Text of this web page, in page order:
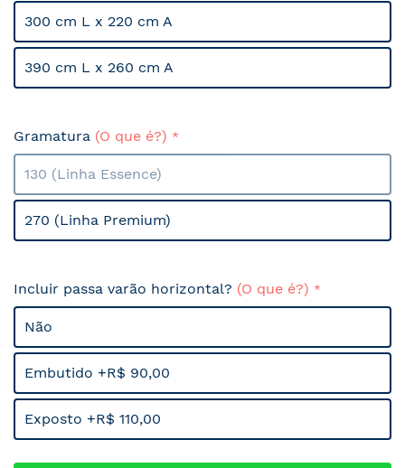
300 cm L x 220 cm A
390 cm L x 260 cm A
Gramatura (O que é?)
130 (Linha Essence)
270 (Linha Premium)
Incluir passa varão horizontal? (O que é?)
Não
Embutido +R$ 90,00
Exposto +R$ 110,00